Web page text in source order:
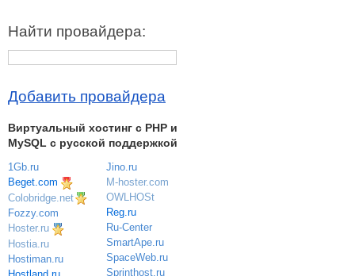
Найти провайдера:
Добавить провайдера
Виртуальный хостинг c PHP и
MySQL с русской поддержкой
1Gb.ru
Beget.com
Colobridge.net
Fozzy.com
Hoster.ru
Hostia.ru
Hostiman.ru
Jino.ru
M-hoster.com
OWLHOSt
Reg.ru
Ru-Center
SmartApe.ru
SpaceWeb.ru
Sprinthost.ru